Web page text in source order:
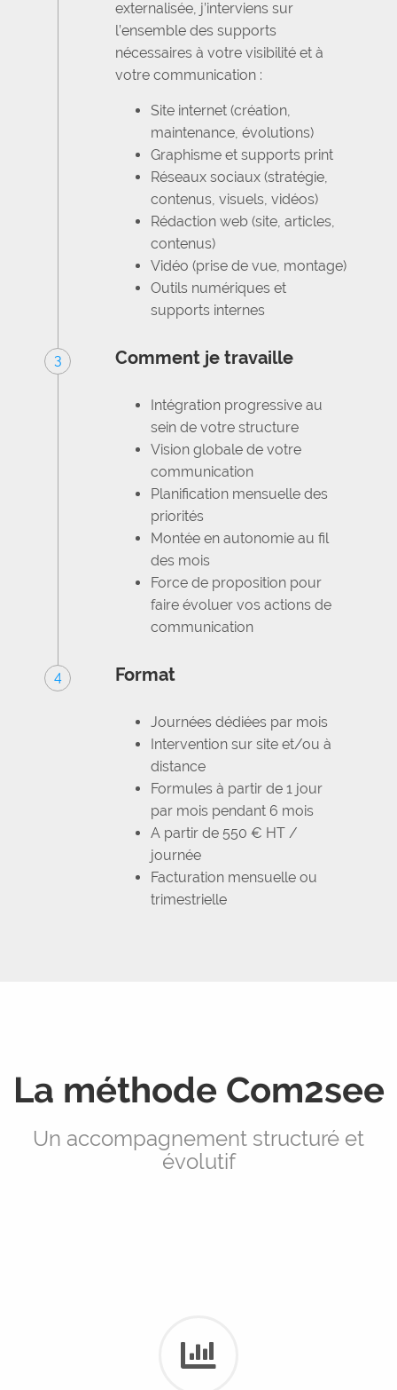
externalisée, j’interviens sur
l’ensemble des supports
nécessaires à votre visibilité et à
votre communication :
Site internet (création,
maintenance, évolutions)
Graphisme et supports print
Réseaux sociaux (stratégie,
contenus, visuels, vidéos)
Rédaction web (site, articles,
contenus)
Vidéo (prise de vue, montage)
Outils numériques et
supports internes
3 Comment je travaille
Intégration progressive au
sein de votre structure
Vision globale de votre
communication
Planification mensuelle des
priorités
Montée en autonomie au fil
des mois
Force de proposition pour
faire évoluer vos actions de
communication
4 Format
Journées dédiées par mois
Intervention sur site et/ou à
distance
Formules à partir de 1 jour
par mois pendant 6 mois
A partir de 550 € HT /
journée
Facturation mensuelle ou
trimestrielle
La méthode Com2see
Un accompagnement structuré et
évolutif